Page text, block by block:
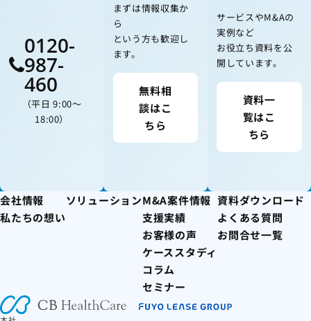
0120-
987-
460
（平日 9:00〜
18:00）
まずは情報収集か
ら
という方も歓迎し
ます。
無料相
談はこ
ちら
サービスやM&Aの
実例など
お役立ち資料を公
開しています。
資料一
覧はこ
ちら
会社情報
私たちの想い
ソリューションM&A案件情報
支援実績
お客様の声
ケーススタディ
コラム
セミナー
資料ダウンロード
よくある質問
お問合せ一覧